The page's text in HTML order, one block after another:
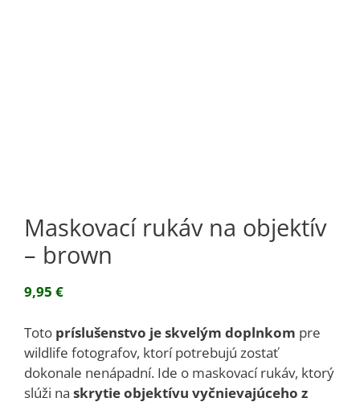
Maskovací rukáv na objektív
– brown
9,95 €
Toto príslušenstvo je skvelým doplnkom pre
wildlife fotografov, ktorí potrebujú zostať
dokonale nenápadní. Ide o maskovací rukáv, ktorý
slúži na skrytie objektívu vyčnievajúceho z